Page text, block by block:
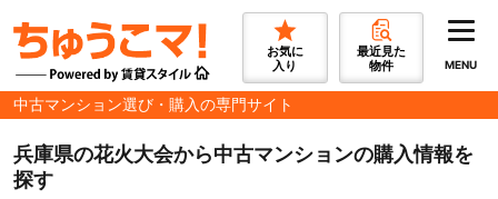
お気に
入り
最近見た
物件
MENU
中古マンション選び・購入の専門サイト
兵庫県の花火大会から中古マンションの購入情報を
探す